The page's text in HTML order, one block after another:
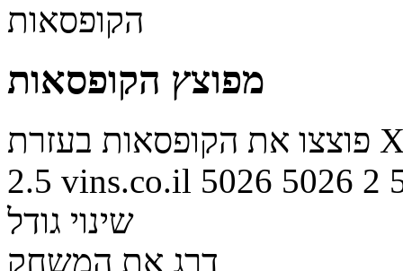
הקופסאות
מפוצץ הקופסאות
2.5 vins.co.il 5026 5026 2
שינוי גודל
דרג את המשחק